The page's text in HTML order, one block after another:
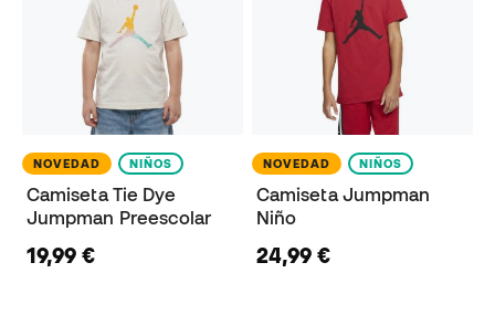
NOVEDAD NIÑOS
Camiseta Tie Dye
Jumpman Preescolar
19,99 €
NOVEDAD NIÑOS
Camiseta Jumpman
Niño
24,99 €